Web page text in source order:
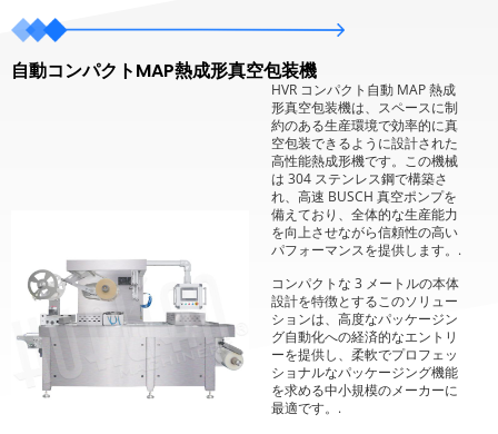
自動コンパクトMAP熱成形真空包装機
HVR コンパクト自動 MAP 熱成
形真空包装機は、スペースに制
約のある生産環境で効率的に真
空包装できるように設計された
高性能熱成形機です。この機械
は 304 ステンレス鋼で構築さ
れ、高速 BUSCH 真空ポンプを
備えており、全体的な生産能力
を向上させながら信頼性の高い
パフォーマンスを提供します。.
コンパクトな 3 メートルの本体
設計を特徴とするこのソリュー
ションは、高度なパッケージン
グ自動化への経済的なエントリ
ーを提供し、柔軟でプロフェッ
ショナルなパッケージング機能
を求める中小規模のメーカーに
最適です。.